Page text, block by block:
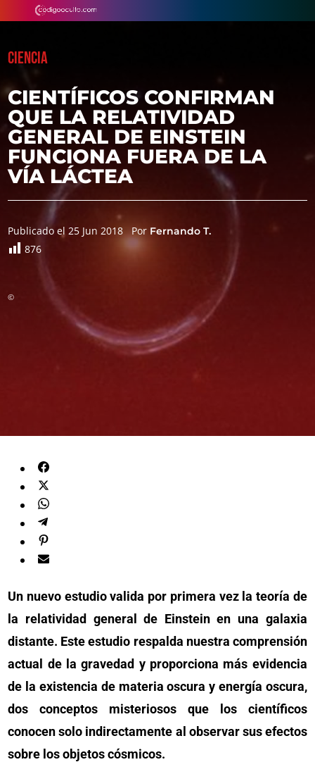
CIENCIA
CIENTÍFICOS CONFIRMAN
QUE LA RELATIVIDAD
GENERAL DE EINSTEIN
FUNCIONA FUERA DE LA
VÍA LÁCTEA
Publicado el 25 Jun 2018 Por Fernando T.
876
©
Un nuevo estudio valida por primera vez la teoría de
la relatividad general de Einstein en una galaxia
distante. Este estudio respalda nuestra comprensión
actual de la gravedad y proporciona más evidencia
de la existencia de materia oscura y energía oscura,
dos conceptos misteriosos que los científicos
conocen solo indirectamente al observar sus efectos
sobre los objetos cósmicos.